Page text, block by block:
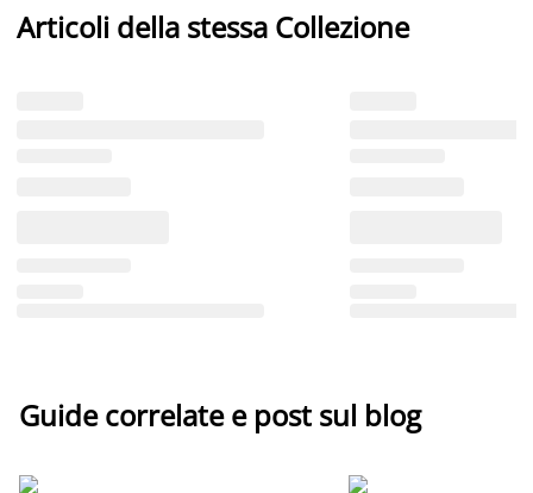
Articoli della stessa Collezione
Guide correlate e post sul blog